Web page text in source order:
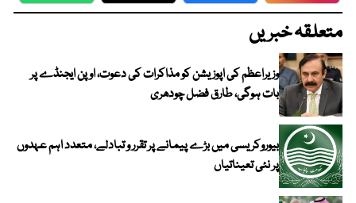
متعلقہ خبریں
وزیراعظم کی اپوزیشن کو مذاکرات کی دعوت، اوپن ایجنڈے پر
بات ہوگی، طارق فضل چودھری
بیوروکریسی میں بڑے پیمانے پر تقرر و تبادلے، متعدد اہم عہدوں
پر نئی تعیناتیاں